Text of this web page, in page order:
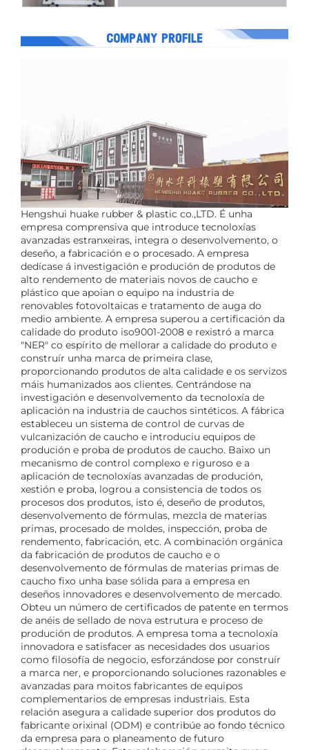
Hengshui huake rubber & plastic co.,LTD. É unha
empresa comprensiva que introduce tecnoloxías
avanzadas estranxeiras, integra o desenvolvemento, o
deseño, a fabricación e o procesado. A empresa
dedícase á investigación e produción de produtos de
alto rendemento de materiais novos de caucho e
plástico que apoian o equipo na industria de
renovables fotovoltaicas e tratamento de auga do
medio ambiente. A empresa superou a certificación da
calidade do produto iso9001-2008 e rexistró a marca
"NER" co espírito de mellorar a calidade do produto e
construír unha marca de primeira clase,
proporcionando produtos de alta calidade e os servizos
máis humanizados aos clientes. Centrándose na
investigación e desenvolvemento da tecnoloxía de
aplicación na industria de cauchos sintéticos. A fábrica
estableceu un sistema de control de curvas de
vulcanización de caucho e introduciu equipos de
produción e proba de produtos de caucho. Baixo un
mecanismo de control complexo e riguroso e a
aplicación de tecnoloxías avanzadas de produción,
xestión e proba, logrou a consistencia de todos os
procesos dos produtos, isto é, deseño de produtos,
desenvolvemento de fórmulas, mezcla de materias
primas, procesado de moldes, inspección, proba de
rendemento, fabricación, etc. A combinación orgánica
da fabricación de produtos de caucho e o
desenvolvemento de fórmulas de materias primas de
caucho fixo unha base sólida para a empresa en
deseños innovadores e desenvolvemento de mercado.
Obteu un número de certificados de patente en termos
de anéis de sellado de nova estrutura e proceso de
produción de produtos. A empresa toma a tecnoloxía
innovadora e satisfacer as necesidades dos usuarios
como filosofía de negocio, esforzándose por construír
a marca ner, e proporcionando soluciones razonables e
avanzadas para moitos fabricantes de equipos
complementarios de empresas industriais. Esta
relación asegura a calidade superior dos produtos do
fabricante orixinal (ODM) e contribúe ao fondo técnico
da empresa para o planeamento de futuro